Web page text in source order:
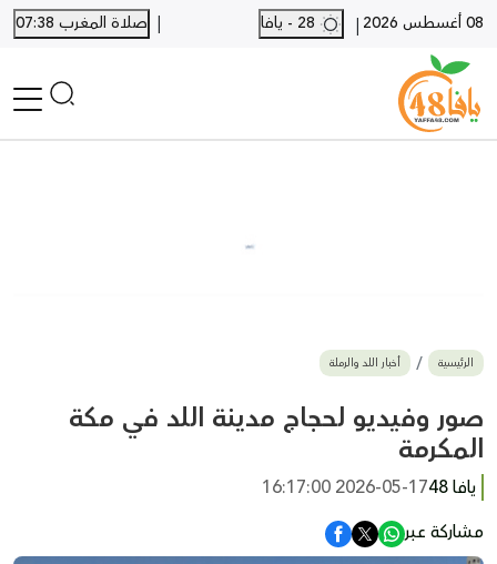
08 أغسطس 2026 |
| صلاة المغرب 07:38
بيع وشراء
أخبار القدس
وفيات
المزيد
ارسل خبر
الرئيسية أخبار اللد والرملة
صور وفيديو لحجاج مدينة اللد في مكة
المكرمة
يافا 48
2026-05-17 16:17:00
مشاركة عبر